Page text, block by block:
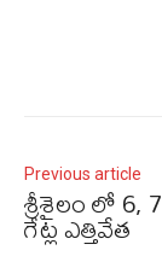
Previous article
శ్రీశైలం లో 6,
గేట్ల ఎత్తివేత